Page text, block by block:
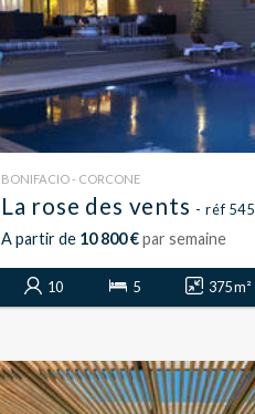
BONIFACIO - CORCONE
La rose des vents - réf 545
A partir de 10 800 €par semaine
10 5 375 m²